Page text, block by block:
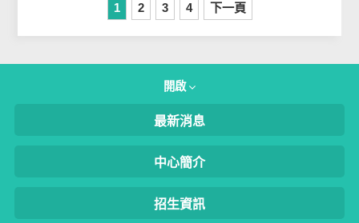
1 2 3 4 下一頁
開啟
最新消息
中心簡介
招生資訊